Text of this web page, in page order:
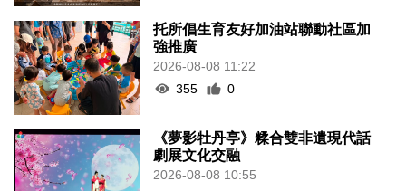
托所倡生育友好加油站聯動社區加
強推廣
2026-08-08 11:22
355
0
《夢影牡丹亭》糅合雙非遺現代話
劇展文化交融
2026-08-08 10:55